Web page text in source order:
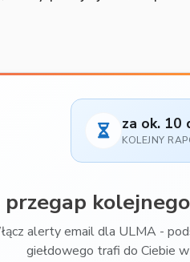
za ok. 10
KOLEJNY
przegap
alerty email dla ULMA -
giełdowego trafi do Ciebie